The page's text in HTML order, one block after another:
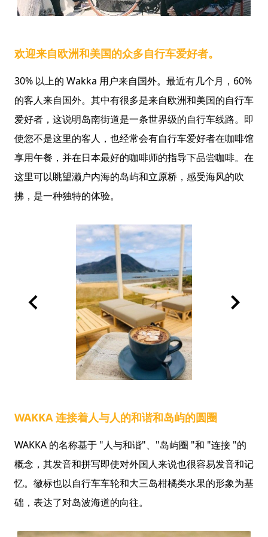
欢迎来自欧洲和美国的众多自行车爱好者。
30% 以上的 Wakka 用户来自国外。最近有几个月，60%
的客人来自国外。其中有很多是来自欧洲和美国的自行车
爱好者，这说明岛南街道是一条世界级的自行车线路。即
使您不是这里的客人，也经常会有自行车爱好者在咖啡馆
享用午餐，并在日本最好的咖啡师的指导下品尝咖啡。在
这里可以眺望濑户内海的岛屿和立原桥，感受海风的吹
拂，是一种独特的体验。
WAKKA 连接着人与人的和谐和岛屿的圆圈
WAKKA 的名称基于 "人与和谐"、"岛屿圈 "和 "连接 "的
概念，其发音和拼写即使对外国人来说也很容易发音和记
忆。徽标也以自行车车轮和大三岛柑橘类水果的形象为基
础，表达了对岛波海道的向往。